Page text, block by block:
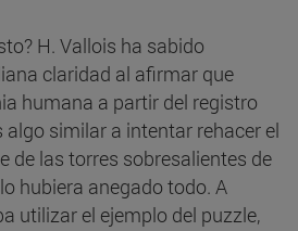
H. Vallois ha sabido
claridad al afirmar que
humana a partir del registro
similar a intentar rehacer el
de las torres sobresalientes de
hubiera anegado todo. A
utilizar el ejemplo del puzzle,